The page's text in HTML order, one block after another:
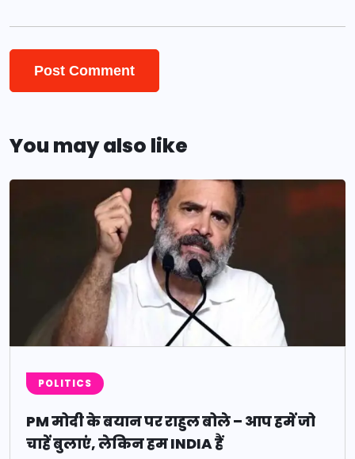
You may also like
POLITICS
PM मोदी के बयान पर राहुल बोले – आप हमें जो
चाहें बुलाएं, लेकिन हम INDIA हैं